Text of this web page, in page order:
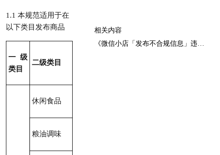
1.1 本规范适用于在
以下类目发布商品
一级
类目
二级类目
休闲食品
粮油调味
相关内容
《微信小店「发布不合规信息」违规治理细则》